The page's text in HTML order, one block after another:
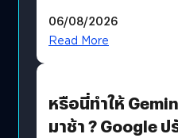
06/08/2026
Read More
หรือนี่ทำให้
มาช้า ? Google ป